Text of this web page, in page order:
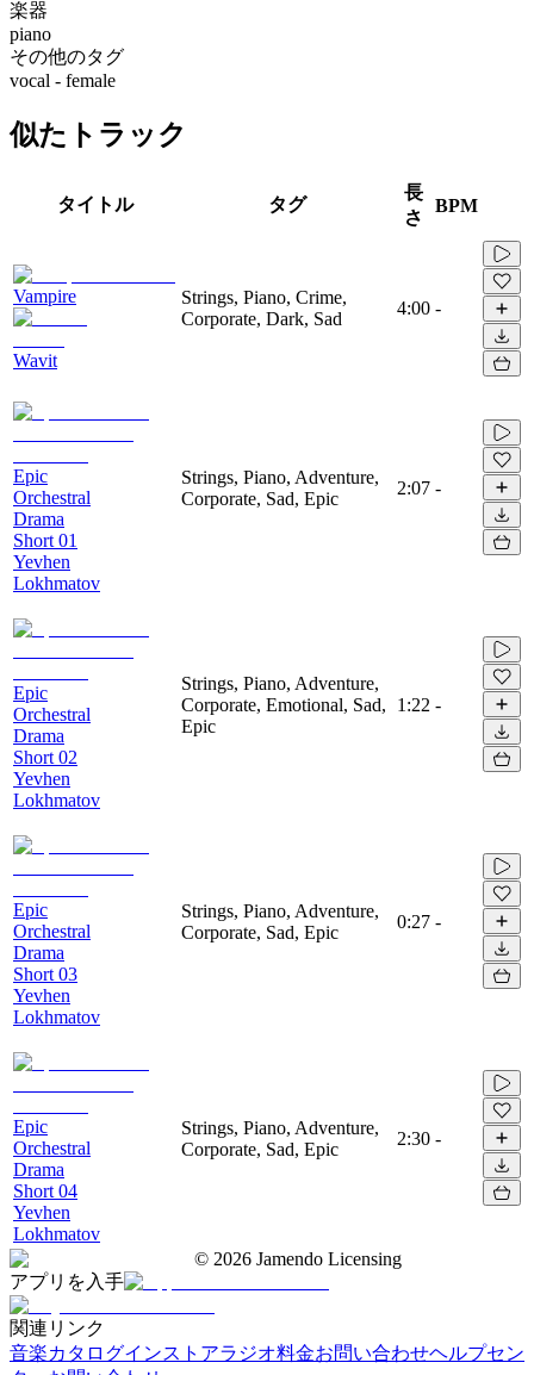
楽器
piano
その他のタグ
vocal - female
似たトラック
タイトル タグ
長
さ
BPM
Vampire
Wavit
Strings, Piano, Crime,
Corporate, Dark, Sad
4:00 -
Epic
Orchestral
Drama
Short 01
Yevhen
Lokhmatov
Strings, Piano, Adventure,
Corporate, Sad, Epic
2:07 -
Epic
Orchestral
Drama
Short 02
Yevhen
Lokhmatov
Strings, Piano, Adventure,
Corporate, Emotional, Sad,
Epic
1:22 -
Epic
Orchestral
Drama
Short 03
Yevhen
Lokhmatov
Strings, Piano, Adventure,
Corporate, Sad, Epic
0:27 -
Epic
Orchestral
Drama
Short 04
Yevhen
Lokhmatov
Strings, Piano, Adventure,
Corporate, Sad, Epic
2:30 -
© 2026 Jamendo Licensing
アプリを入手
関連リンク
音楽カタログインストアラジオ料金お問い合わせヘルプセン